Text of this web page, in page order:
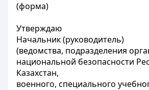
(форма)
Утверждаю
Начальник (руководитель)
(ведомства, подразделения
национальной безопасности
Казахстан,
военного, специального